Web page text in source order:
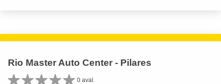
Rio Master Auto Center - Pilares
0 aval.